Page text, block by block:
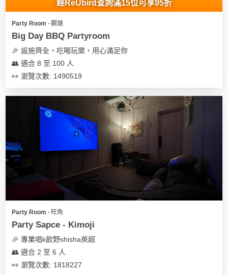
經ReUbird查詢滿15位可享95折
Party Room ∙ 觀塘
Big Day BBQ Partyroom
🎉 設施齊全，吃喝玩樂，用心滿足你
👥 適合 8 至 100 人
👀 瀏覽次數: 1490519
Party Room ∙ 旺角
Party Sapce - Kimoji
🎉 專業唱k飲野shisha英超
👥 適合 2 至 6 人
👀 瀏覽次數: 1818227